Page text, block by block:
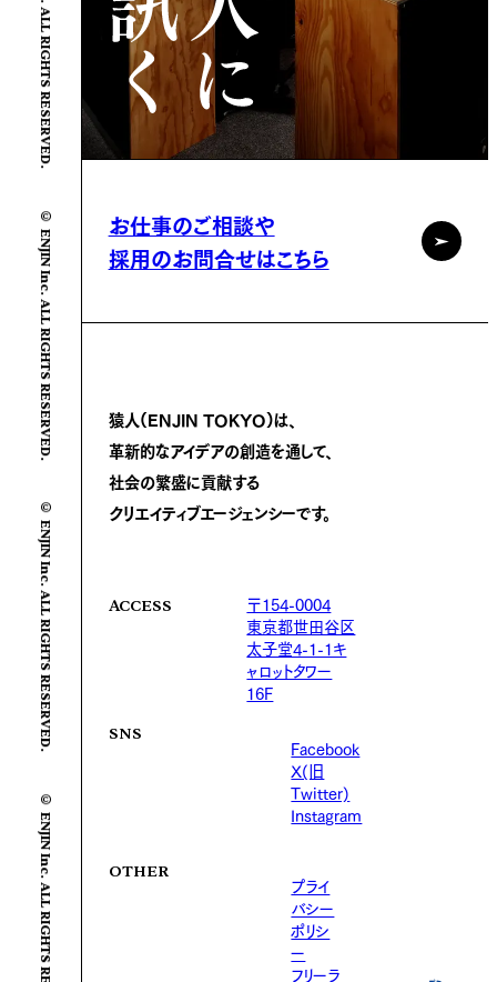
© ENJIN Inc. ALL RIGHTS RESERVED.
© ENJIN Inc. ALL RIGHTS RESERVED.
© ENJIN Inc. ALL RIGHTS RESERVED.
お仕事のご相談や
採用のお問合せはこちら
猿人(ENJIN TOKYO)は、
革新的なアイデアの創造を通して、
社会の繁盛に貢献する
クリエイティブエージェンシーです。
ACCESS
〒154-0004
東京都世田谷区
太子堂4-1-1キ
ャロットタワー
16F
SNS
Facebook
X(旧
Twitter)
Instagram
OTHER
プライ
バシー
ポリシ
ー
フリーラ